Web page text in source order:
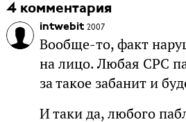
4 комментария
intwebit 2007
Вообще-то, факт
на лицо. Любая CPC
за такое забанит и
И таки да, любого